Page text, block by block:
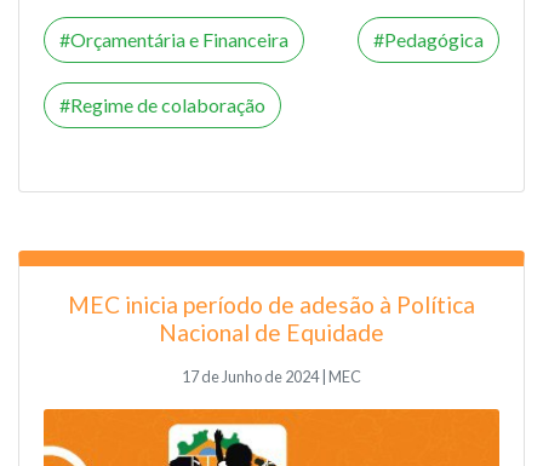
Orçamentária e Financeira Pedagógica
Regime de colaboração
MEC inicia período de adesão à Política
Nacional de Equidade
17 de Junho de 2024 | MEC